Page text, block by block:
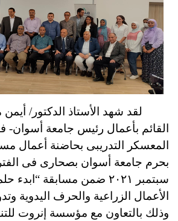
لقد شهد الأستاذ الدكتور/
القائم بأعمال رئيس جامعة أسوان-
المعسكر التدريبى بحاضنة أعمال
سبتمبر ٢٠٢١ ضمن مسابقة
الأعمال الزراعية والحرف اليدوية
وذلك بالتعاون مع مؤسسة إنروت